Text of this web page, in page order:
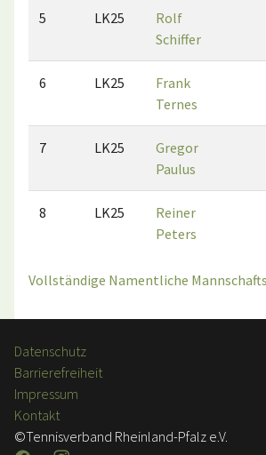
5 LK25
Rolf
Schiffer
6 LK25
Frank
Ternes
7 LK25
Gregor
Paulus
8 LK25
Reiner
Peters
Vollständige Namentliche
Datenschutz
Barrierefreiheit
Impressum
Kontakt
©Tennisverband Rheinland-Pfalz e.V.